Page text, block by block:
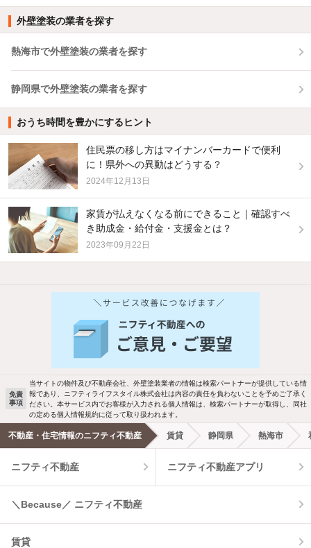
外壁塗装の業者を探す
熱海市で外壁塗装の業者を探す
静岡県で外壁塗装の業者を探す
おうち時間を豊かにするヒント
住民票の移し方はマイナンバーカードで便利
に！県外への異動はどうする？
2024年12月13日
家賃が払えなくなる前にできること｜確認すべ
き助成金・給付金・支援金とは？
2023年09月22日
他の人はこんな条件で絞り込んでいます！
バス・トイレ別 2階以上
駐車場あり ペット相談
洗濯機置場あり 独立洗面台
エアコンあり 都市ガス
温水洗浄便座 オートロック
コンロ2口以上
免責
事項
当サイトの物件及び不動産会社、外壁塗装業者の情報は検索パートナーが提供している情
報であり、ニフティライフスタイル株式会社は内容の責任を負わないことを予めご了承く
ださい。本サービス内でお客様が入力される個人情報は、検索パートナーが取得し、同社
の定める個人情報規約に従って取り扱われます。
不動産・住宅情報のニフティ不動産 賃貸 静岡県 熱海市
ニフティ不動産 ニフティ不動産アプリ
＼Because／ ニフティ不動産
賃貸